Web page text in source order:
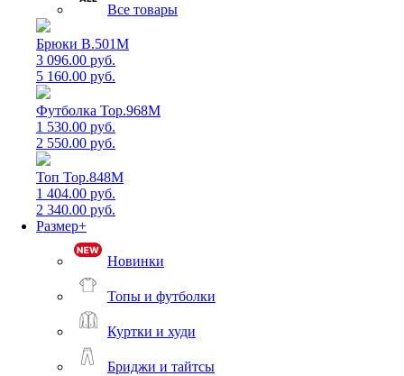
Все товары
Брюки B.501M
3 096.00 руб.
5 160.00 руб.
Футболка Top.968M
1 530.00 руб.
2 550.00 руб.
Топ Top.848M
1 404.00 руб.
2 340.00 руб.
Размер+
Новинки
Топы и футболки
Куртки и худи
Бриджи и тайтсы